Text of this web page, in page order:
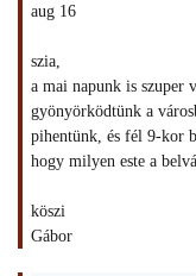
aug 16
szia,
a mai napunk is szuper
gyönyörködtünk a
pihentünk, és fél 9-kor
hogy milyen este a
köszi
Gábor